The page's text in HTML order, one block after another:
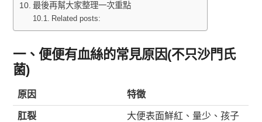
最後再幫大家整理一次重點
Related posts:
一、便便有血絲的常見原因(不只沙門氏
菌)
原因 特徵
肛裂
大便表面鮮紅、量少、孩子